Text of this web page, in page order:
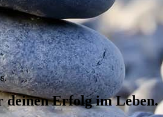
deinen Erfolg im Leben.